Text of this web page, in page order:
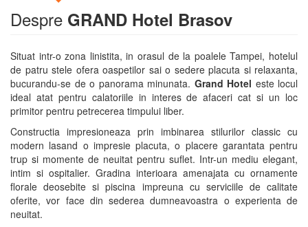
Despre GRAND Hotel Brasov
Situat intr-o zona linistita, in orasul de la poalele Tampei, hotelul
de patru stele ofera oaspetilor sai o sedere placuta si relaxanta,
bucurandu-se de o panorama minunata. Grand Hotel este locul
ideal atat pentru calatoriile in interes de afaceri cat si un loc
primitor pentru petrecerea timpului liber.
Constructia impresioneaza prin imbinarea stilurilor classic cu
modern lasand o impresie placuta, o placere garantata pentru
trup si momente de neuitat pentru suflet. Intr-un mediu elegant,
intim si ospitalier. Gradina interioara amenajata cu ornamente
florale deosebite si piscina impreuna cu serviciile de calitate
oferite, vor face din sederea dumneavoastra o experienta de
neuitat.